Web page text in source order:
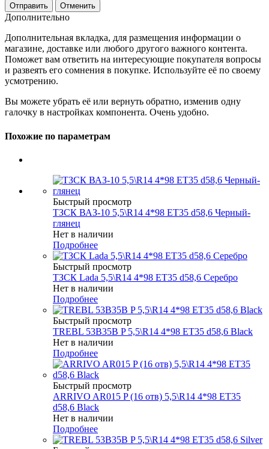
Отменить
Дополнительно
Дополнительная вкладка, для размещения информации о
магазине, доставке или любого другого важного контента.
Поможет вам ответить на интересующие покупателя вопросы
и развеять его сомнения в покупке. Используйте её по своему
усмотрению.
Вы можете убрать её или вернуть обратно, изменив одну
галочку в настройках компонента. Очень удобно.
Похожие по параметрам
Быстрый просмотр
ТЗСК ВАЗ-10 5,5\R14 4*98 ET35 d58,6 Черный-
глянец
Нет в наличии
Подробнее
Быстрый просмотр
ТЗСК Lada 5,5\R14 4*98 ET35 d58,6 Серебро
Нет в наличии
Подробнее
Быстрый просмотр
TREBL 53B35B P 5,5\R14 4*98 ET35 d58,6 Black
Нет в наличии
Подробнее
Быстрый просмотр
ARRIVO AR015 P (16 отв) 5,5\R14 4*98 ET35
d58,6 Black
Нет в наличии
Подробнее